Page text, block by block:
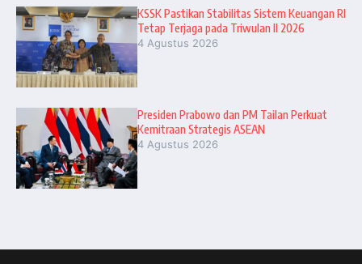
KSSK Pastikan Stabilitas Sistem Keuangan RI
Tetap Terjaga pada Triwulan II 2026
4 Agustus 2026
Presiden Prabowo dan PM Tailan Perkuat
Kemitraan Strategis ASEAN
4 Agustus 2026